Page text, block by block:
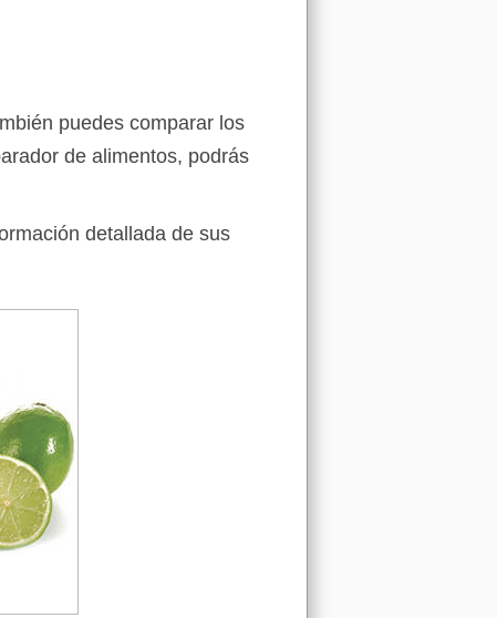
puedes comparar los
de alimentos, podrás
detallada de sus